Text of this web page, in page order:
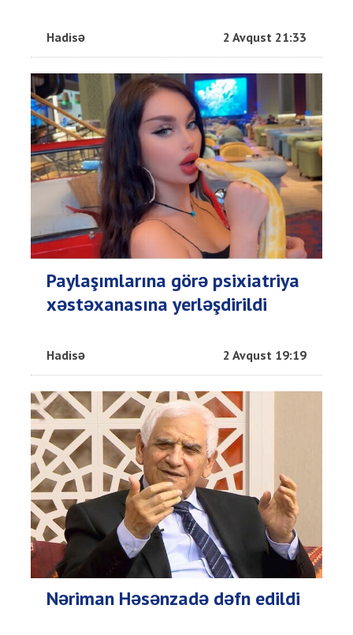
Hadisə 2 Avqust 21:33
Paylaşımlarına görə psixiatriya
xəstəxanasına yerləşdirildi
Hadisə 2 Avqust 19:19
Nəriman Həsənzadə dəfn edildi